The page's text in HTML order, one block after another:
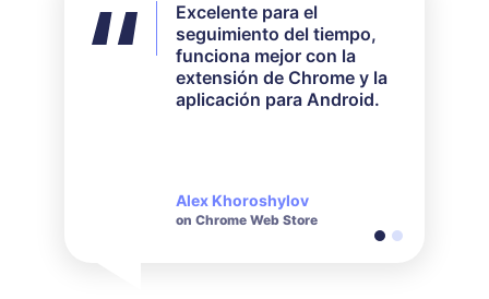
Excelente para el
seguimiento del tiempo,
funciona mejor con la
extensión de Chrome y la
aplicación para Android.
Alex Khoroshylov
on Chrome Web Store
No utilicé todas las
funciones disponibles,
pero para mis
necesidades funcionó
perfectamente. Su
Salvador Carranza
on Chrome Web Store